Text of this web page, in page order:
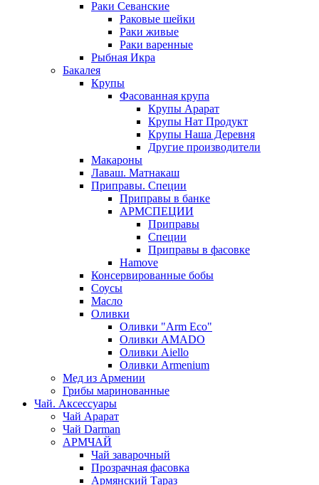
Раки Севанские
Раковые шейки
Раки живые
Раки варенные
Рыбная Икра
Бакалея
Крупы
Фасованная крупа
Крупы Арарат
Крупы Нат Продукт
Крупы Наша Деревня
Другие производители
Макароны
Лаваш. Матнакаш
Приправы. Специи
Приправы в банке
АРМСПЕЦИИ
Приправы
Специи
Приправы в фасовке
Hamove
Консервированные бобы
Соусы
Масло
Оливки
Оливки "Arm Eco"
Оливки AMADO
Оливки Aiello
Оливки Armenium
Мед из Армении
Грибы маринованные
Чай. Аксессуары
Чай Арарат
Чай Darman
АРМЧАЙ
Чай заварочный
Прозрачная фасовка
Армянский Тараз